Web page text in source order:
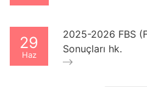
29
Haz
2025-2026 FBS
Sonuçları hk.